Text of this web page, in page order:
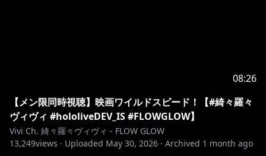
08:26
【メン限同時視聴】映画ワイルドスピード！【#綺々羅々
ヴィヴィ #hololiveDEV_IS #FLOWGLOW】
Vivi Ch. 綺々羅々ヴィヴィ - FLOW GLOW
13,249views · Uploaded May 30, 2026 · Archived 1 month ago